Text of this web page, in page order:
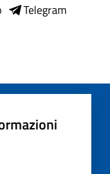
Telegram